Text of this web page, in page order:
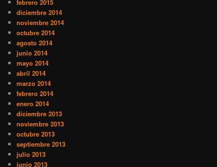
febrero 2015
diciembre 2014
noviembre 2014
octubre 2014
agosto 2014
junio 2014
mayo 2014
abril 2014
marzo 2014
febrero 2014
enero 2014
diciembre 2013
noviembre 2013
octubre 2013
septiembre 2013
julio 2013
junio 2013